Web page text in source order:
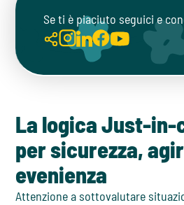
Se ti è piaciuto seguici e
La logica Just-in-
per sicurezza,
evenienza
Attenzione a sottovalutare